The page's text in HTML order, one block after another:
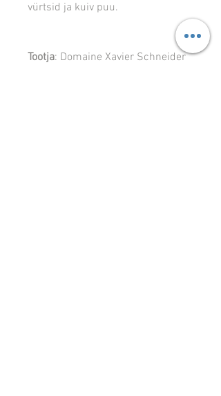
vürtsid ja kuiv puu.
Tootja: Domaine Xavier Schneider